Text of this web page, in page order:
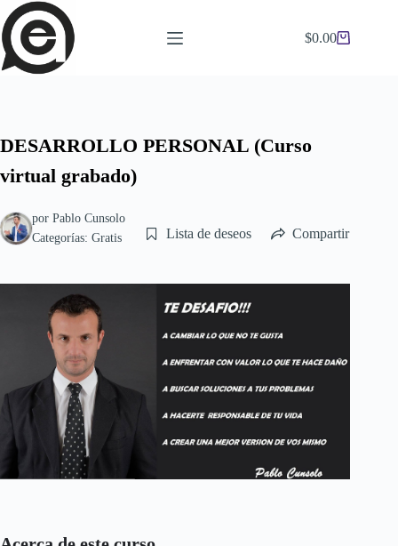
Saltar
al
contenido
Carro
$0.00
DESARROLLO PERSONAL (Curso
virtual grabado)
por Pablo Cunsolo
Categorías: Gratis Lista de deseos Compartir